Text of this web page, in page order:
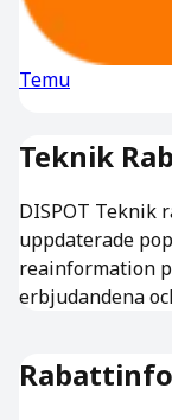
Temu
Teknik
DISPOT Teknik
uppdaterade
reainformation
erbjudandena
Rabattinfo